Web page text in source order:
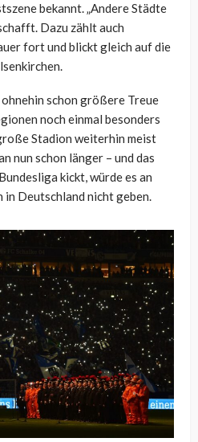
bekannt. „Andere Städte
Dazu zählt auch
fort und blickt gleich auf die
schon größere Treue
noch einmal besonders
Stadion weiterhin meist
nun schon länger – und das
kickt, würde es an
Deutschland nicht geben.